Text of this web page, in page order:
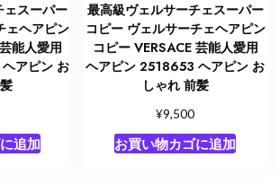
ェスーパー
ェヘアピン
能人愛用
アピン お
追加
最高級ヴェルサーチェスーパー
コピー ヴェルサーチェヘアピン
コピー VERSACE 芸能人愛用
ヘアピン 2518653 ヘアピン お
しゃれ 前髪
¥9,500
お買い物カゴに追加